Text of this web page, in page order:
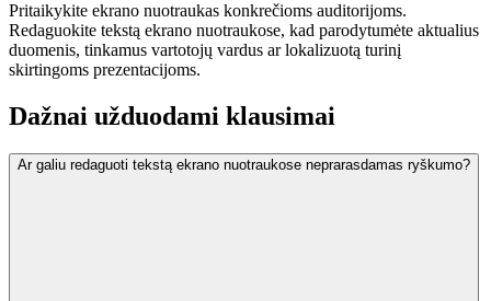
Pritaikykite ekrano nuotraukas konkrečioms auditorijoms.
Redaguokite tekstą ekrano nuotraukose, kad parodytumėte aktualius
duomenis, tinkamus vartotojų vardus ar lokalizuotą turinį
skirtingoms prezentacijoms.
Dažnai užduodami klausimai
Ar galiu redaguoti tekstą ekrano nuotraukose neprarasdamas ryškumo?